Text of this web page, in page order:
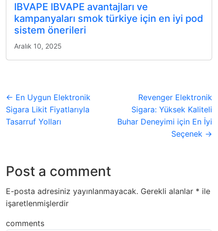
IBVAPE IBVAPE avantajları ve
kampanyaları smok türkiye için en iyi pod
sistem önerileri
Aralık 10, 2025
← En Uygun Elektronik
Sigara Likit Fiyatlarıyla
Tasarruf Yolları
Revenger Elektronik
Sigara: Yüksek Kaliteli
Buhar Deneyimi için En İyi
Seçenek →
Post a comment
E-posta adresiniz yayınlanmayacak. Gerekli alanlar * ile
işaretlenmişlerdir
comments